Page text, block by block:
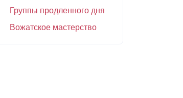
Группы продленного дня
Вожатское мастерство